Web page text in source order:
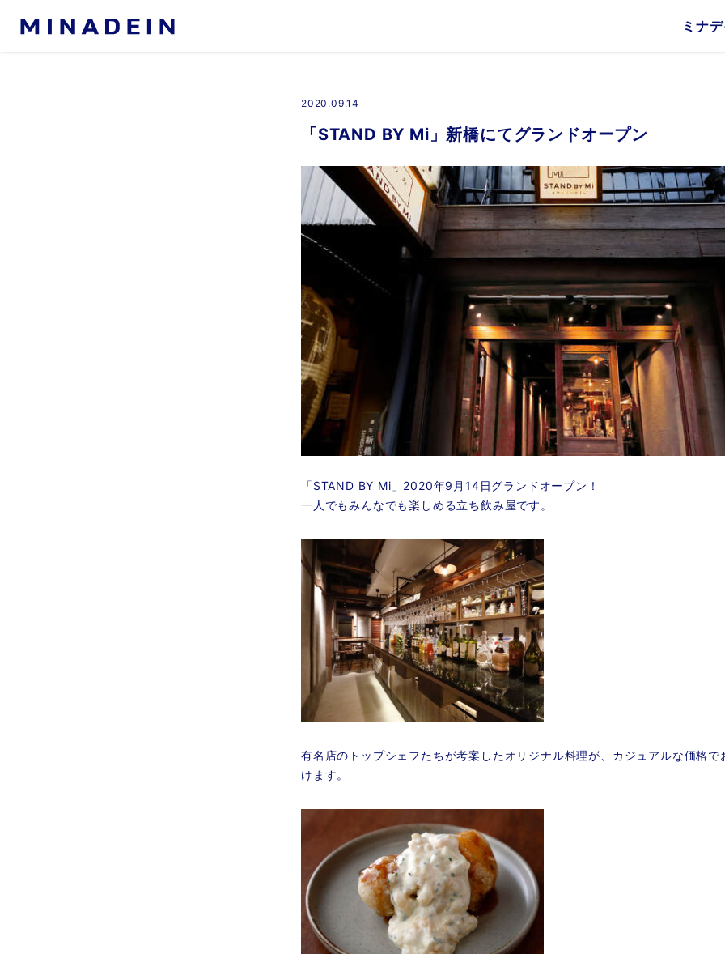
ミナ
飛鳥山公園 APRON MARK
越谷レイクサイド APRON MARK
たてしな湖畔 APRON MARK
佐倉市立美術館 APRON MARK
おやつ屋 my me mine
地域密着
地域密着について
日常茶飯時
新橋銀座口ガード下 THE 赤提灯
STAND BY Mi
沖縄メキシカン かんぱい模様
名飯部類
匙かげん
新橋二丁目九番地らんたん
屋上屋台中華 りんりん
ハイボールバー 水ヰ
烏森珈琲
まぼろし
烏森 絶
絶メシお
2020.09.14
「STAND BY Mi」新橋にてグランドオープン
「STAND BY Mi」2020年9月14日グランドオープン！
一人でもみんなでも楽しめる立ち飲み屋です。
有名店のトップシェフたちが考案したオリジナル料理が、カジュアルな価格で
けます。